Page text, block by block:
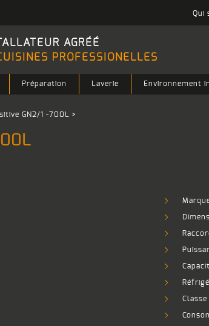
Qui
AGRÉÉ
PROFESSIONELLES
Préparation Laverie Environnement
GN2/1 -700L >